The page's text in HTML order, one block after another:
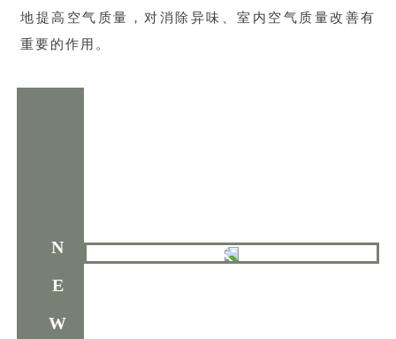
地提高空气质量，对消除异味、室内空气质量改善有
重要的作用。
N
E
W